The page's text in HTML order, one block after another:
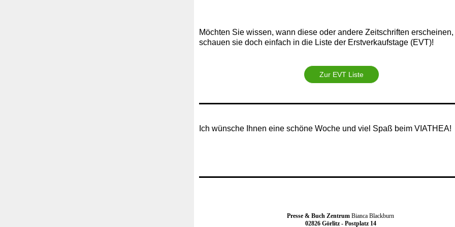
Möchten Sie wissen, wann diese oder andere Zeitschriften
schauen sie doch einfach in die Liste der Erstverkaufstage (EVT)!
Zur EVT Liste
Ich wünsche Ihnen eine schöne Woche und viel Spaß beim VIATHEA!
Presse & Buch Zentrum Bianca Blackburn
02826 Görlitz - Postplatz 14